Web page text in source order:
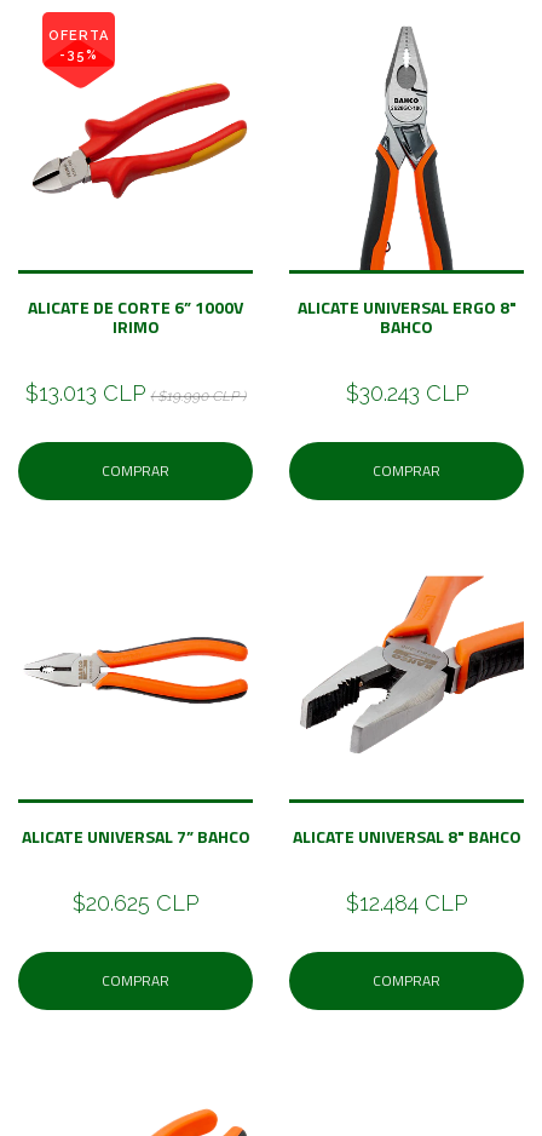
OFERTA
-35%
ALICATE DE CORTE 6” 1000V
IRIMO
$13.013 CLP ( $19.990 CLP )
COMPRAR
ALICATE UNIVERSAL ERGO 8"
BAHCO
$30.243 CLP
COMPRAR
ALICATE UNIVERSAL 7” BAHCO
$20.625 CLP
COMPRAR
ALICATE UNIVERSAL 8" BAHCO
$12.484 CLP
COMPRAR